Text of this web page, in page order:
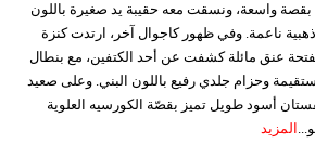
بقصة واسعة، ونسقت معه حقيبة يد صغيرة باللون
ناعمة. وفي ظهور كاجوال آخر، ارتدت كنزة
بفتحة عنق مائلة كشفت عن أحد الكتفين، مع بنطال
وحزام جلدي رفيع باللون البني. وعلى صعيد
أسود طويل تميز بقصّة الكورسيه العلوية
المزيد